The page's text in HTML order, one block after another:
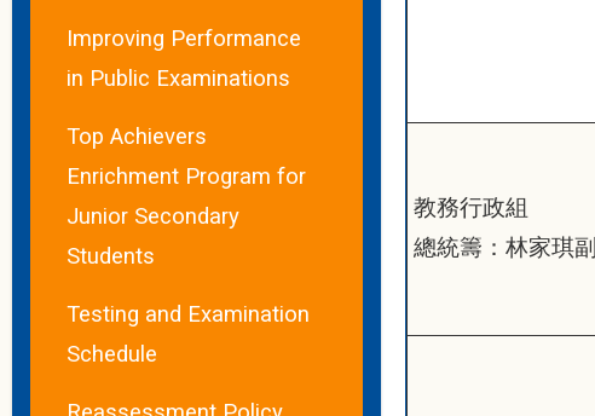
教務行政組
總統籌：林家琪
Improving Performance
in Public Examinations
Top Achievers
Enrichment Program for
Junior Secondary
Students
Testing and Examination
Schedule